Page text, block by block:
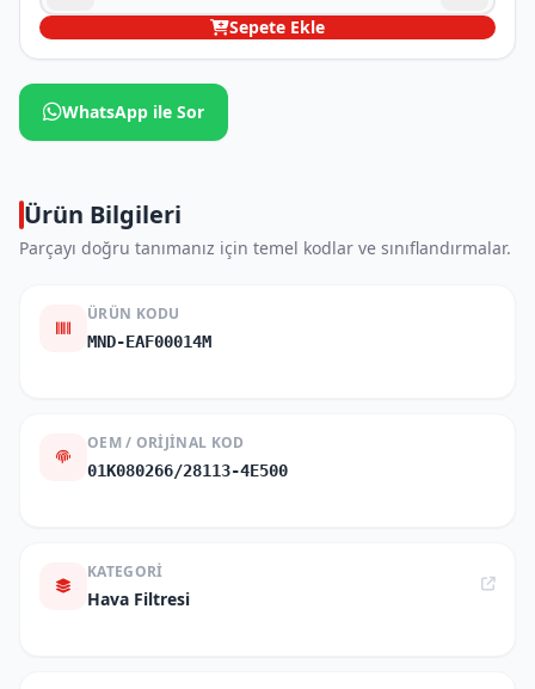
Sepete Ekle
WhatsApp ile Sor
Ürün Bilgileri
Parçayı doğru tanımanız için temel kodlar ve sınıflandırmalar.
ÜRÜN KODU
MND-EAF00014M
OEM / ORIJINAL KOD
01K080266/28113-4E500
KATEGORI
Hava Filtresi